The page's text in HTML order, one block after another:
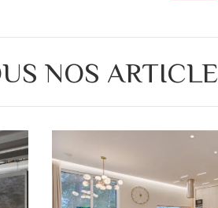
NOS